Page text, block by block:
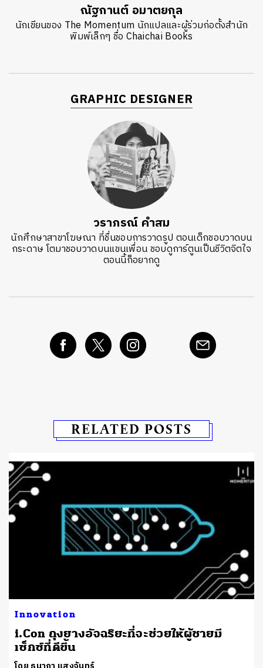
ณัฐกานต์ อมาตยกุล
นักเขียนของ The Momentum นักแปลและผู้ร่วมก่อตั้งสำนัก
พิมพ์เล็กๆ ชื่อ Chaichai Books
GRAPHIC DESIGNER
วราภรณ์ คำสม
นักศึกษาสาขาโฆษณา ที่ชื่นชอบการวาดรูป ตอนเด็กชอบวาดบน
กระดาษ โตมาชอบวาดบนแขนเพื่อน ชอบดูการ์ตูนเป็นชีวิตจิตใจ
ตอนนี้ก็อยากดู
RELATED POSTS
Innovation
i.Con ถุงยางอัจฉริยะที่จะช่วยให้ผู้ชายมี
เซ็กซ์ที่ดีขึ้น